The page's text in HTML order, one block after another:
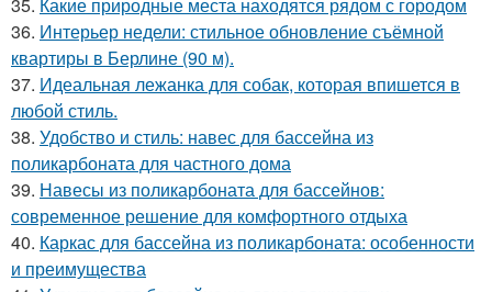
36. Интерьер недели: стильное обновление съёмной
квартиры в Берлине (90 м).
37. Идеальная лежанка для собак, которая впишется в
любой стиль.
38. Удобство и стиль: навес для бассейна из
поликарбоната для частного дома
39. Навесы из поликарбоната для бассейнов:
современное решение для комфортного отдыха
40. Каркас для бассейна из поликарбоната: особенности
и преимущества